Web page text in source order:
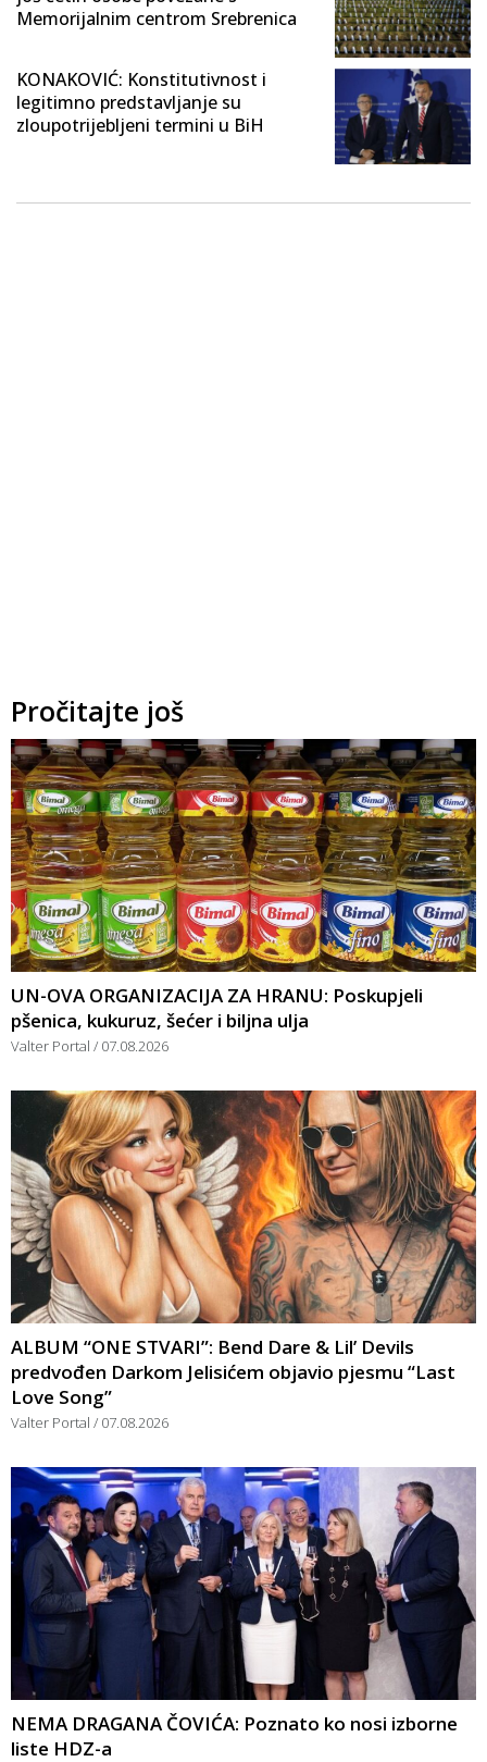
Memorijalnim centrom Srebrenica
KONAKOVIĆ: Konstitutivnost i
legitimno predstavljanje su
zloupotrijebljeni termini u BiH
Pročitajte još
UN-OVA ORGANIZACIJA ZA HRANU: Poskupjeli
pšenica, kukuruz, šećer i biljna ulja
Valter Portal 07.08.2026
ALBUM “ONE STVARI”: Bend Dare & Lil’ Devils
predvođen Darkom Jelisićem objavio pjesmu “Last
Love Song”
Valter Portal 07.08.2026
NEMA DRAGANA ČOVIĆA: Poznato ko nosi izborne
liste HDZ-a